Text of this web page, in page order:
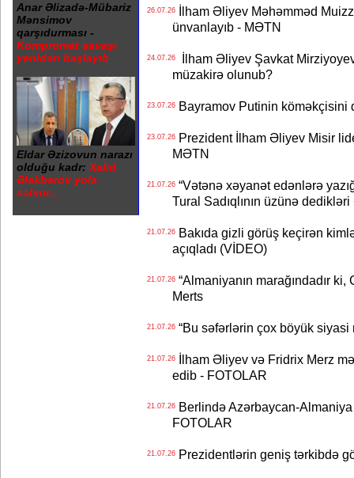
Anar Əlizadə-Mübariz
Mənsimov
qarşıdurması -
Kompromat savaşı
yenidən başlayıb
Eldar Əzizovun narazı
olduğu kadr: Xalid
Ələkbərov yola
salınır...
26.07.26İlham Əliyev Məhəmməd
ünvanlayıb - MƏTN
24.07.26İlham Əliyev Şavkat
müzakirə olunub?
23.07.26Bayramov Putinin köməkçisini
23.07.26Prezident İlham Əliyev Misir
MƏTN
21.07.26“Vətənə xəyanət edənlərə
Tural Sadıqlının üzünə
21.07.26Bakıda gizli görüş keçirən
açıqladı (VİDEO)
21.07.26“Almaniyanın marağındadır
Merts
21.07.26“Bu səfərlərin çox böyük siyasi
21.07.26İlham Əliyev və Fridrix Merz
edib - FOTOLAR
21.07.26Berlində Azərbaycan-Almaniya
FOTOLAR
21.07.26Prezidentlərin geniş tərkibdə